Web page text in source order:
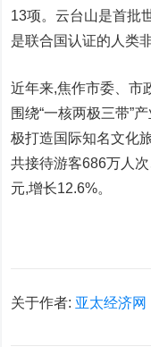
13项。云台山是首批
是联合国认证的人类
近年来,焦作市委、市
围绕“一核两极三带”
极打造国际知名文化
共接待游客686万人
元,增长12.6%。
关于作者: 亚太经济网